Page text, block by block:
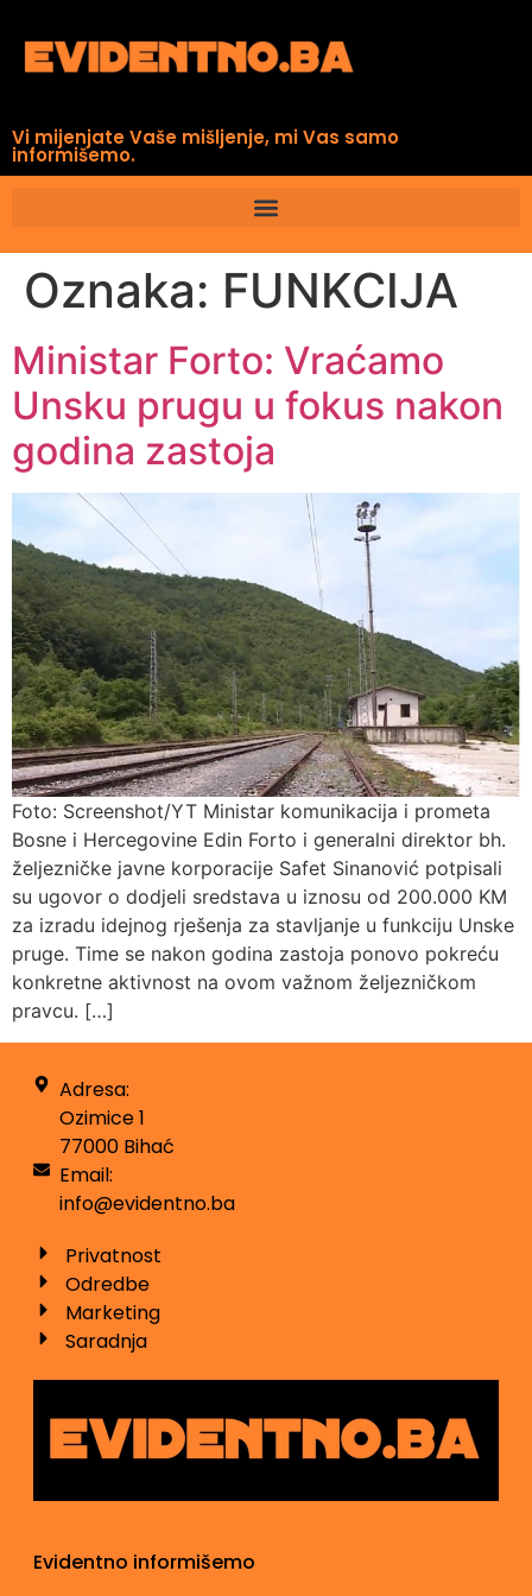
Vi mijenjate Vaše mišljenje, mi Vas samo
informišemo.
Oznaka: FUNKCIJA
Ministar Forto: Vraćamo
Unsku prugu u fokus nakon
godina zastoja
Foto: Screenshot/YT Ministar komunikacija i prometa
Bosne i Hercegovine Edin Forto i generalni direktor bh.
željezničke javne korporacije Safet Sinanović potpisali
su ugovor o dodjeli sredstava u iznosu od 200.000 KM
za izradu idejnog rješenja za stavljanje u funkciju Unske
pruge. Time se nakon godina zastoja ponovo pokreću
konkretne aktivnost na ovom važnom željezničkom
pravcu. […]
Adresa:
Ozimice 1
77000 Bihać
Email:
info@evidentno.ba
Privatnost
Odredbe
Marketing
Saradnja
Evidentno informišemo